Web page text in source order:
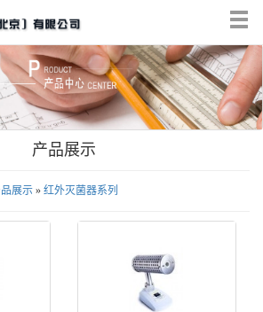
产品展示
展示 » 红外灭菌器系列